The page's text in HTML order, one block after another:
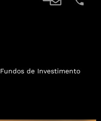
Fundos de Investimento